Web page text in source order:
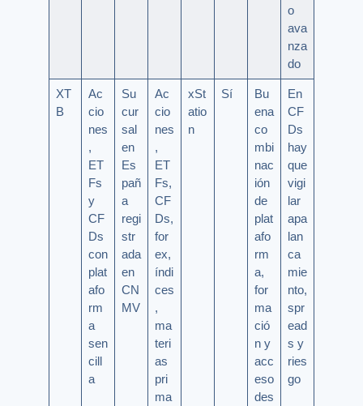
o
ava
nza
do
XT
B
Ac
cio
nes
,
ET
Fs
y
CF
Ds
con
plat
afo
rm
a
sen
cill
a
Su
cur
sal
en
Es
pañ
a
regi
str
ada
en
CN
MV
Ac
cio
nes
,
ET
Fs,
CF
Ds,
for
ex,
índi
ces
,
ma
teri
as
pri
ma
xSt
atio
n
Sí
Bu
ena
co
mbi
nac
ión
de
plat
afo
rm
a,
for
ma
ció
n y
acc
eso
des
En
CF
Ds
hay
que
vigi
lar
apa
lan
ca
mie
nto,
spr
ead
s y
ries
go